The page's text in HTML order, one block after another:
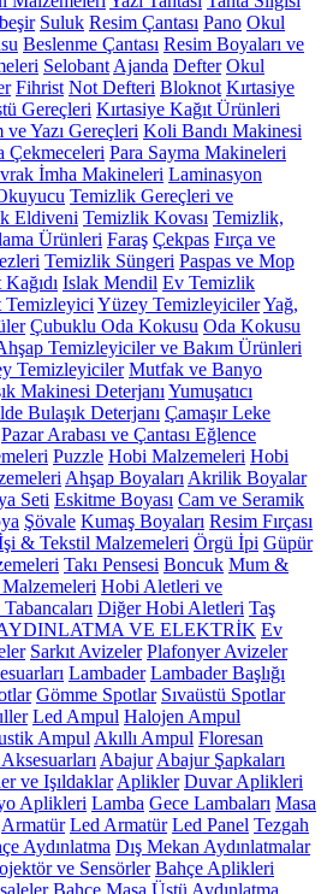
Suluk Resim Çantası Pano Okul
Beslenme Çantası Resim Boyaları ve
Selobant Ajanda Defter Okul
Fihrist Not Defteri Bloknot Kırtasiye
Gereçleri Kırtasiye Kağıt Ürünleri
ve Yazı Gereçleri Koli Bandı Makinesi
Çekmeceleri Para Sayma Makineleri
İmha Makineleri Laminasyon
Temizlik Gereçleri ve
Eldiveni Temizlik Kovası Temizlik,
Ürünleri Faraş Çekpas Fırça ve
Temizlik Süngeri Paspas ve Mop
Islak Mendil Ev Temizlik
Temizleyici Yüzey TemizleyicilerYağ,
Çubuklu Oda Kokusu Oda Kokusu
Temizleyiciler ve Bakım Ürünleri
Temizleyiciler Mutfak ve Banyo
Makinesi Deterjanı Yumuşatıcı
Bulaşık Deterjanı Çamaşır Leke
Pazar Arabası ve Çantası Eğlence
Puzzle Hobi Malzemeleri Hobi
Ahşap Boyaları Akrilik Boyalar
Seti Eskitme Boyası Cam ve Seramik
Şövale Kumaş Boyaları Resim Fırçası
& Tekstil Malzemeleri Örgü İpi Güpür
Takı Pensesi Boncuk Mum &
Hobi Aletleri ve
Diğer Hobi Aletleri Taş
VE ELEKTRİK Ev
Sarkıt Avizeler Plafonyer Avizeler
Lambader Lambader Başlığı
Gömme Spotlar Sıvaüstü Spotlar
Led Ampul Halojen Ampul
Ampul Akıllı Ampul Floresan
Abajur Abajur Şapkaları
ve Işıldaklar Aplikler Duvar Aplikleri
Aplikleri Lamba Gece Lambaları Masa
Armatür Led Armatür Led Panel Tezgah
Aydınlatma Dış Mekan Aydınlatmalar
ve Sensörler Bahçe Aplikleri
Bahçe Masa Üstü Aydınlatma